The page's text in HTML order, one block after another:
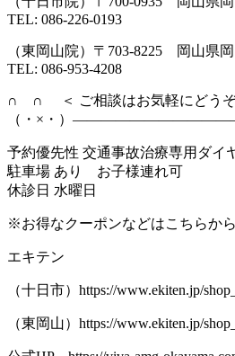
TEL: 086-226-0193
（東岡山院）〒703-8225 岡山県
TEL: 086-953-4208
∩ ∩ ＜ ご相談はお気軽にどうぞ
（・×・）
予約優先性 交通事故治療専用ダイ
駐車場 あり お子様連れ可
休診日 水曜日
※お得なクーポンなどはこちらか
エキテン
（十日市）https://www.ekiten.jp/
（東岡山）https://www.ekiten.jp/